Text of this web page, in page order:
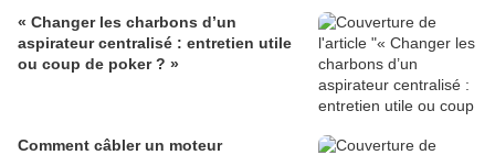
« Changer les charbons d’un
aspirateur centralisé : entretien utile
ou coup de poker ? »
Comment câbler un moteur